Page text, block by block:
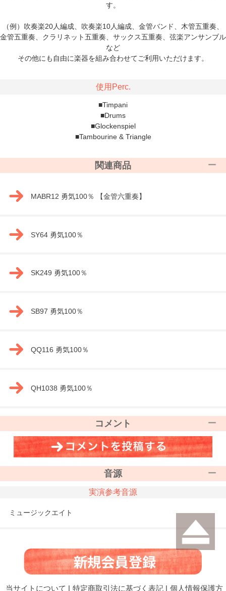
す。
（例）吹奏楽20人編成、吹奏楽10人編成、金管バンド、木管五重奏、
金管五重奏、クラリネット五重奏、サックス五重奏、弦楽アンサンブル
など
その他にも自由に楽器を組み合わせてご利用いただけます。
使用Perc.
■Timpani
■Drums
■Glockenspiel
■Tambourine & Triangle
関連商品
MABR12 勇気100％ 【金管六重奏】
SY64 勇気100％
SK249 勇気100％
SB97 勇気100％
QQ116 勇気100％
QH1038 勇気100％
コメント
音源
実演参考音源
ミュージックエイト
当サイトについて | 特定商取引法に基づく表記 | 個人情報保護方